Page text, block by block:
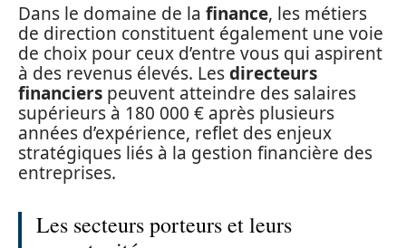
Dans le domaine de la finance, les métiers
de direction constituent également une voie
de choix pour ceux d’entre vous qui aspirent
à des revenus élevés. Lesdirecteurs
financiers peuvent atteindre des salaires
supérieurs à 180 000 € après plusieurs
années d’expérience, reflet des enjeux
stratégiques liés à la gestion financière des
entreprises.
Les secteurs porteurs et leurs